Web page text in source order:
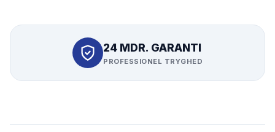
24 MDR. GARANTI
PROFESSIONEL TRYGHED